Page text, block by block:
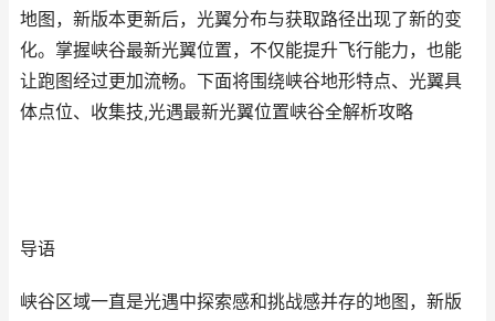
地图，新版本更新后，光翼分布与获取路径出现了新的变
化。掌握峡谷最新光翼位置，不仅能提升飞行能力，也能
让跑图经过更加流畅。下面将围绕峡谷地形特点、光翼具
体点位、收集技,光遇最新光翼位置峡谷全解析攻略
导语
峡谷区域一直是光遇中探索感和挑战感并存的地图，新版